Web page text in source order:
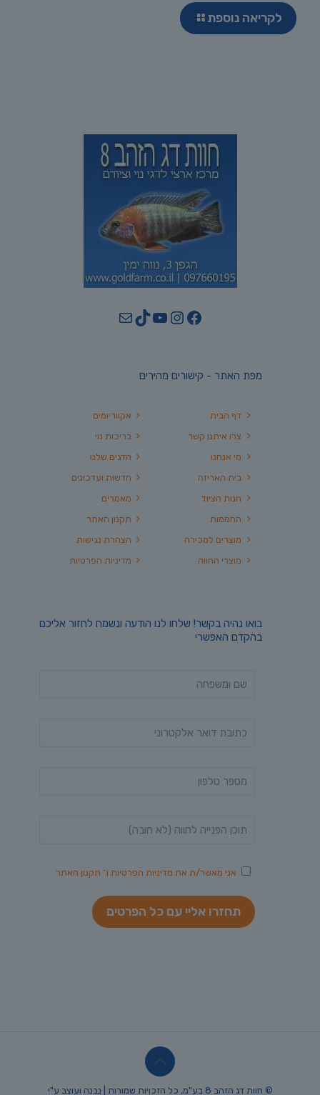
לקריאה נוספת
Facebook
Instagram
YouTube
TikTok
Mail
מפת האתר - קישורים מהירים
אקווריומים
בריכות נוי
הדגים שלנו
חדשות ועדכונים
מאמרים
תקנון האתר
הצהרת נגישות
מדיניות הפרטיות
דף הבית
צרו איתנו קשר
מי אנחנו
בית האריזה
חנות הציוד
החממות
מוצרים למכירה
מוצרי החווה
בואו נהיה בקשר! שלחו לנו הודעה ונשמח לחזור אליכם
בהקדם האפשרי
אני מאשר/ת את מדיניות הפרטיות ו־ תקנון האתר
© חוות דג הזהב 8 בע"מ, כל הזכויות שמורות | נבנה ועוצב ע"י